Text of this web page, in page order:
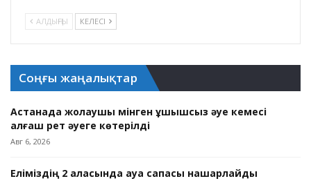
АЛДЫҢҒЫ КЕЛЕСІ
Соңғы жаңалықтар
Астанада жолаушы мінген ұшқышсыз әуе кемесі
алғаш рет әуеге көтерілді
Авг 6, 2026
Еліміздің 2 қаласында ауа сапасы нашарлайды